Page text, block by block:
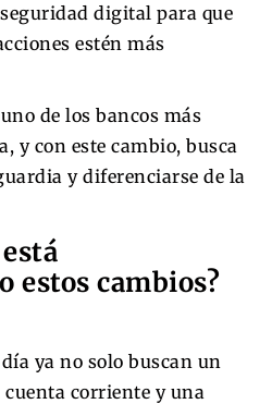
digital para que
estén más
de los bancos más
y con este cambio, busca
y diferenciarse de la
estos cambios?
ya no solo buscan un
cuenta corriente y una